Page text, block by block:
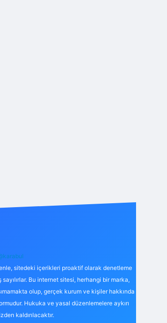
sitedeki içerikleri proaktif olarak denetleme
Bu internet sitesi, herhangi bir marka,
olup, gerçek kurum ve kişiler hakkında
Hukuka ve yasal düzenlemelere aykırı
kaldırılacaktır.